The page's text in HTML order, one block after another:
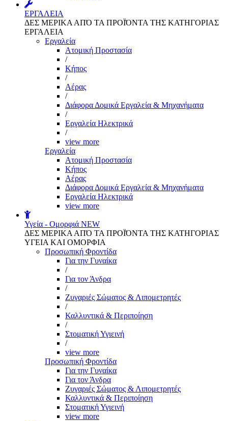
ΕΡΓΑΛΕΙΑ
ΔΕΣ ΜΕΡΙΚΑ ΑΠΌ ΤΑ ΠΡΟΪΌΝΤΑ ΤΗΣ ΚΑΤΗΓΟΡΙΑΣ
ΕΡΓΑΛΕΙΑ
Εργαλεία
Aτομική Προστασία
/
Kήπος
/
Αέρας
/
Διάφορα Δομικά Εργαλεία & Μηχανήματα
/
Εργαλεία Ηλεκτρικά
/
view more
Εργαλεία
Aτομική Προστασία
Kήπος
Αέρας
Διάφορα Δομικά Εργαλεία & Μηχανήματα
Εργαλεία Ηλεκτρικά
view more
Υγεία - Ομορφιά NEW
ΔΕΣ ΜΕΡΙΚΑ ΑΠΌ ΤΑ ΠΡΟΪΌΝΤΑ ΤΗΣ ΚΑΤΗΓΟΡΙΑΣ
ΥΓΕΙΑ ΚΑΙ ΟΜΟΡΦΙΑ
Προσωπική Φροντίδα
Για την Γυναίκα
/
Για τον Άνδρα
/
Ζυγαριές Σώματος & Λιπομετρητές
/
Καλλυντικά & Περιποίηση
/
Στοματική Υγιεινή
/
view more
Προσωπική Φροντίδα
Για την Γυναίκα
Για τον Άνδρα
Ζυγαριές Σώματος & Λιπομετρητές
Καλλυντικά & Περιποίηση
Στοματική Υγιεινή
view more